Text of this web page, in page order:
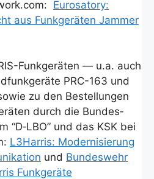
Euro­sa­to­ry:
aus Funk­ge­rä­ten Jam­mer
Funk­ge­rä­ten — u.a. auch
PRC-163 und
zu den Bestel­lun­gen
durch die Bun­des­
“D‑LBO” und das KSK bei
L3Harris: Moder­ni­sie­rung
und Bun­des­wehr
Funk­ge­rä­te